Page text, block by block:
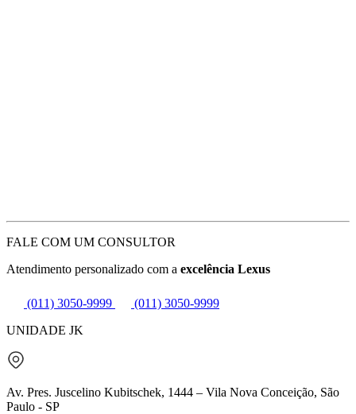
FALE COM UM CONSULTOR
Atendimento personalizado com a excelência Lexus
(011) 3050-9999
(011) 3050-9999
UNIDADE JK
Av. Pres. Juscelino Kubitschek, 1444 – Vila Nova Conceição, São
Paulo - SP